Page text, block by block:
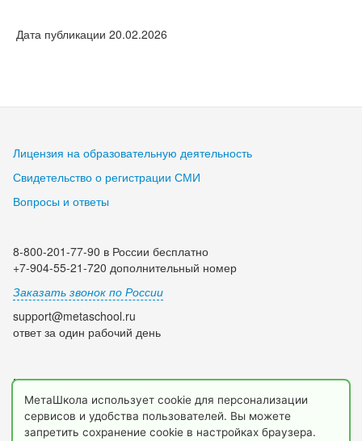
Дата публикации 20.02.2026
Лицензия на образовательную деятельность
Свидетельство о регистрации СМИ
Вопросы и ответы
8-800-201-77-90 в России бесплатно
+7-904-55-21-720 дополнительный номер
Заказать звонок по России
support@metaschool.ru
ответ за один рабочий день
Мы в социальных сетях:
МетаШкола использует cookie для персонализации
сервисов и удобства пользователей. Вы можете
запретить сохранение cookie в настройках браузера.